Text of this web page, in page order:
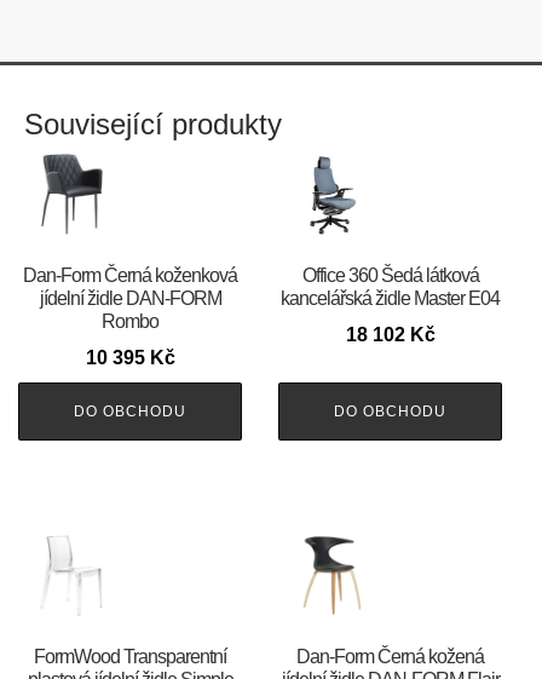
Související produkty
​​​​​Dan-Form Černá koženková
jídelní židle DAN-FORM
Rombo
10 395 Kč
DO OBCHODU
Office 360 Šedá látková
kancelářská židle Master E04
18 102 Kč
DO OBCHODU
FormWood Transparentní
​​​​​Dan-Form Černá kožená